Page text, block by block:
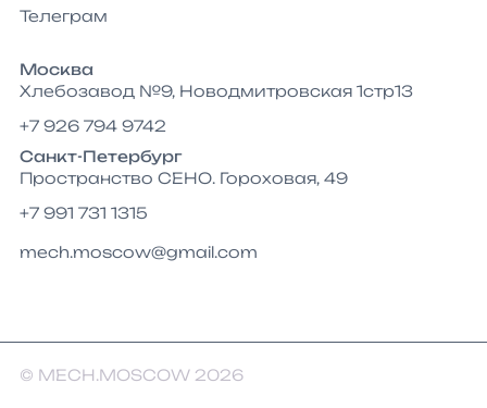
Телеграм
Москва
Хлебозавод №9, Новодмитровская 1стр13
+7 926 794 9742
Санкт-Петербург
Пространство СЕНО. Гороховая, 49
+7 991 731 1315
mech.moscow@gmail.com
© MECH.MOSCOW 2026